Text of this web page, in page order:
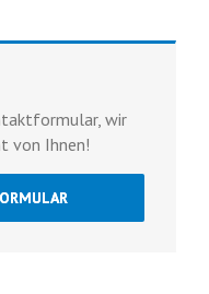
wir
von Ihnen!